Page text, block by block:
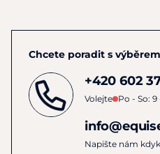
Chcete poradit s
+420 602
Volejte Po - So: 9
Napište nám